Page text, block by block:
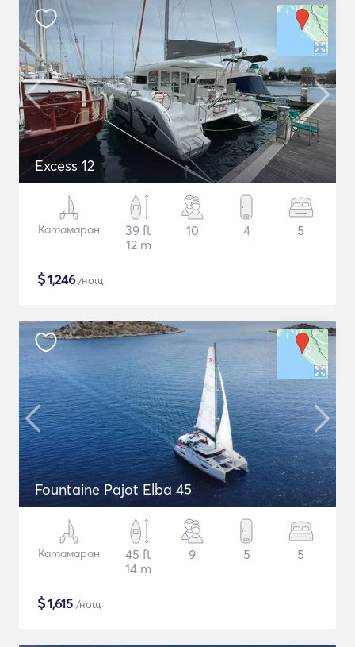
Excess 12
Катамаран
39 ft
12 m
10 4 5
$1,246 /нощ
Fountaine Pajot Elba 45
Катамаран
45 ft
14 m
9 5 5
$1,615 /нощ